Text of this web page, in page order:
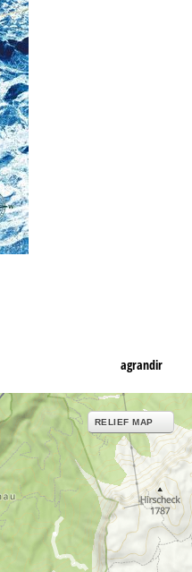
agrandir
RELIEF MAP